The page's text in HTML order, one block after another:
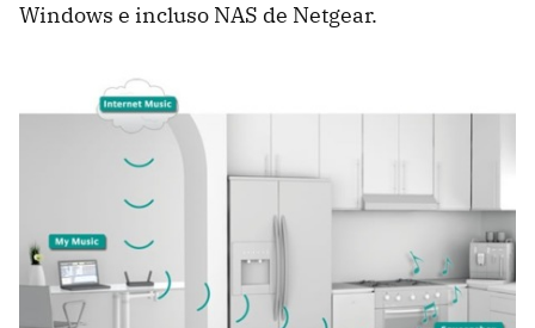
Windows e incluso NAS de Netgear.